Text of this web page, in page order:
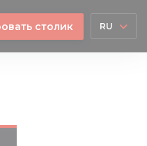
столик RU